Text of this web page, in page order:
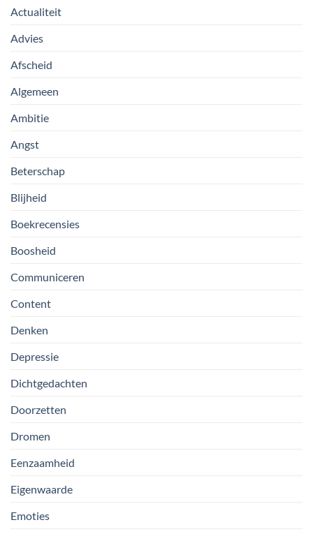
Actualiteit
Advies
Afscheid
Algemeen
Ambitie
Angst
Beterschap
Blijheid
Boekrecensies
Boosheid
Communiceren
Content
Denken
Depressie
Dichtgedachten
Doorzetten
Dromen
Eenzaamheid
Eigenwaarde
Emoties